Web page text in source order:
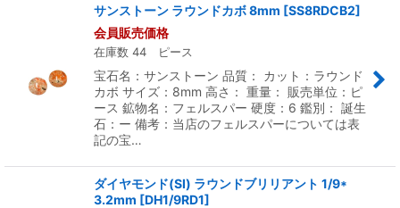
サンストーン ラウンドカボ 8mm [SS8RDCB2]
会員販売価格
在庫数 44 ピース
宝石名：サンストーン 品質： カット：ラウンド
カボ サイズ：8mm 高さ： 重量： 販売単位：ピ
ース 鉱物名：フェルスパー 硬度：6 鑑別： 誕生
石：ー 備考：当店のフェルスパーについては表
記の宝…
ダイヤモンド(SI) ラウンドブリリアント 1/9*
3.2mm [DH1/9RD1]